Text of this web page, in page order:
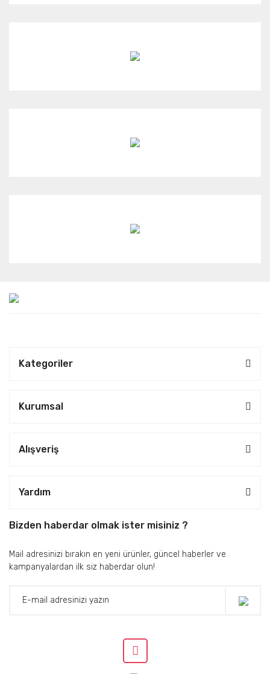
Kategoriler
Kurumsal
Alışveriş
Yardım
Bizden haberdar olmak ister misiniz ?
Mail adresinizi bırakın en yeni ürünler, güncel haberler ve
kampanyalardan ilk siz haberdar olun!